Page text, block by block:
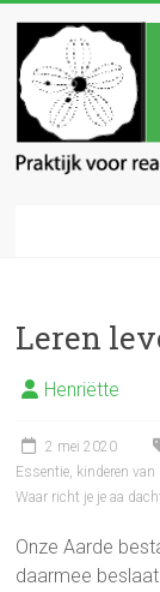
inhoud
en
Leren
Henriëtte
2 mei 2020
Essentie, kinderen van
Waar richt je je aa
Onze Aarde
daarmee